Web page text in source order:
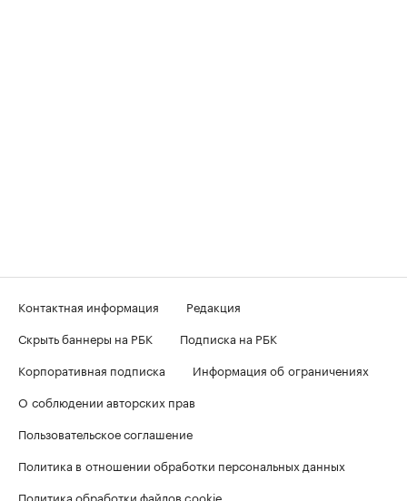
Контактная информация
Редакция
Скрыть баннеры на РБК
Подписка на РБК
Корпоративная подписка
Информация об ограничениях
О соблюдении авторских прав
Пользовательское соглашение
Политика в отношении обработки персональных данных
Политика обработки файлов cookie